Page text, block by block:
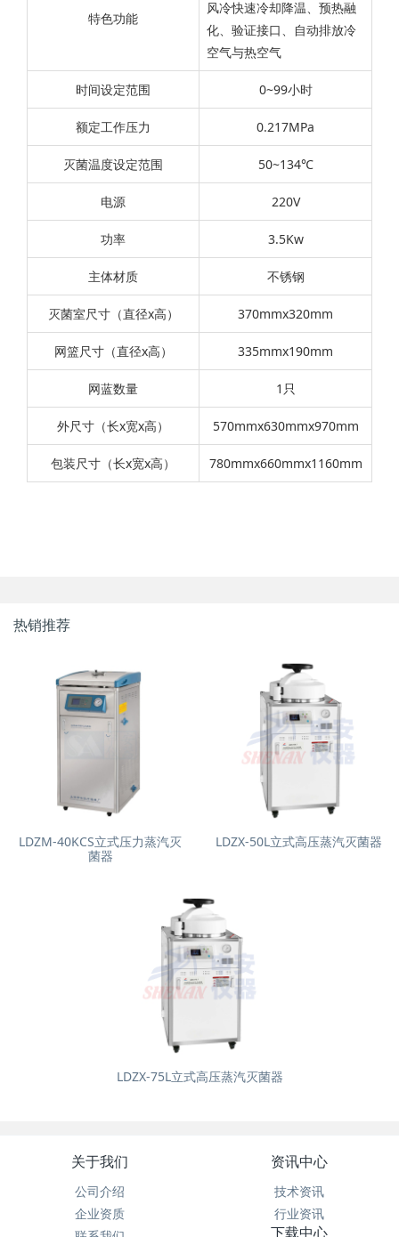
特色功能
风冷快速冷却降温、预热融
化、验证接口、自动排放冷
空气与热空气
时间设定范围 0~99小时
额定工作压力 0.217MPa
灭菌温度设定范围 50~134℃
电源 220V
功率 3.5Kw
主体材质 不锈钢
灭菌室尺寸（直径x高） 370mmx320mm
网篮尺寸（直径x高） 335mmx190mm
网蓝数量 1只
外尺寸（长x宽x高） 570mmx630mmx970mm
包装尺寸（长x宽x高） 780mmx660mmx1160mm
热销推荐
LDZM-40KCS立式压力蒸汽灭
菌器
LDZX-50L立式高压蒸汽灭菌器
LDZX-75L立式高压蒸汽灭菌器
关于我们
公司介绍
企业资质
资讯中心
技术资讯
行业资讯
下载中心